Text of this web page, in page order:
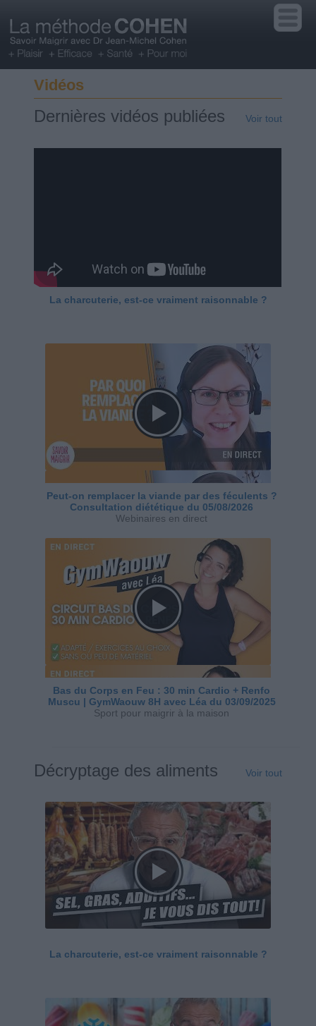
Vidéos
Dernières vidéos publiées Voir tout
La charcuterie, est-ce vraiment raisonnable ?
Peut-on remplacer la viande par des féculents ?
Consultation diététique du 05/08/2026
Webinaires en direct
Bas du Corps en Feu : 30 min Cardio + Renfo
Muscu | GymWaouw 8H avec Léa du 03/09/2025
Sport pour maigrir à la maison
Décryptage des aliments Voir tout
La charcuterie, est-ce vraiment raisonnable ?